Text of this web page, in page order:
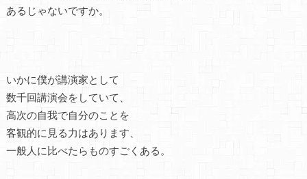
あるじゃないですか。
いかに僕が講演家として
数千回講演会をしていて、
高次の自我で自分のことを
客観的に見る力はあります、
一般人に比べたらものすごくある。